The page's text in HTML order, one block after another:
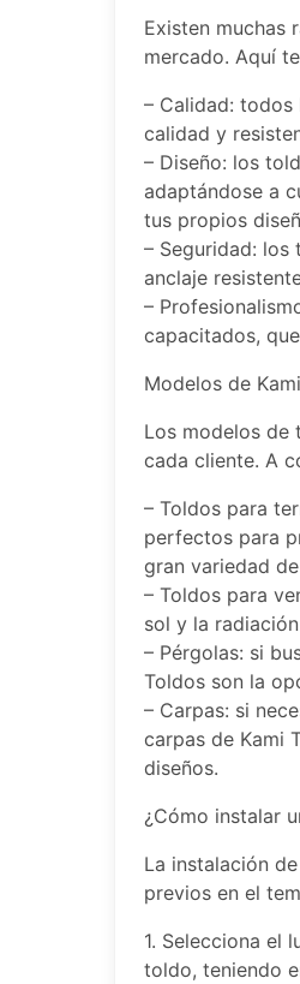
Existen muchas
mercado. Aquí
– Calidad:
calidad y
– Diseño: los
adaptándose a
tus propios
– Seguridad: los
anclaje
–
capacitados,
Modelos de
Los modelos de
cada cliente. A
– Toldos para
perfectos para
gran variedad
– Toldos para
sol y la radiación
– Pérgolas: si
Toldos son la
– Carpas: si
carpas de Kami
diseños.
¿Cómo instalar
La instalación
previos en el
1. Selecciona el
toldo, teniendo